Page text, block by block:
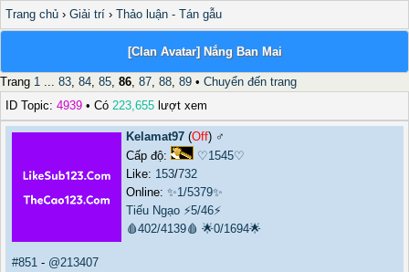
Trang chủ › Giải trí › Thảo luận - Tán gẫu
[Clan Avatar] Nắng Ban Mai
Trang 1 ... 83, 84, 85, 86, 87, 88, 89 • Chuyển đến trang
ID Topic: 4939 • Có 223,655 lượt xem
Kelamat97 (Off) ♂️
Cấp độ:
♡1545♡
Like: 153/732
Online: ✨1/5379✨
Tiếu Ngạo ⚡5/46⚡
🩸402/4139🩸 🌟0/1694🌟
#851 - @213407